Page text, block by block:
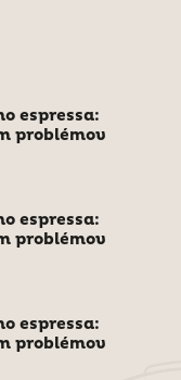
espressa:
problémov
espressa:
problémov
espressa:
problémov